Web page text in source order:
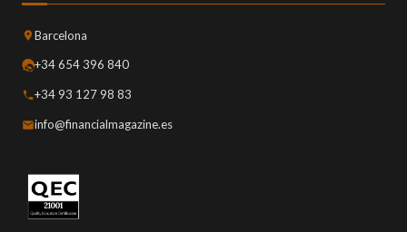
Barcelona
+34 654 396 840
+34 93 127 98 83
info@financialmagazine.es